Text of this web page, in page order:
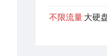
不限流量 大硬